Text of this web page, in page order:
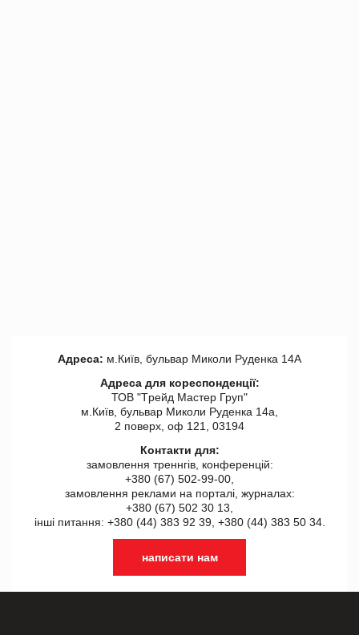
Адреса: м.Київ, бульвар Миколи Руденка 14А
Адреса для кореспонденції:
ТОВ "Tрейд Мастер Груп"
м.Київ, бульвар Миколи Руденка 14а,
2 поверх, оф 121, 03194
Контакти для:
замовлення треннгів, конференцій:
+380 (67) 502-99-00,
замовлення реклами на порталі, журналах:
+380 (67) 502 30 13,
інші питання: +380 (44) 383 92 39, +380 (44) 383 50 34.
написати нам